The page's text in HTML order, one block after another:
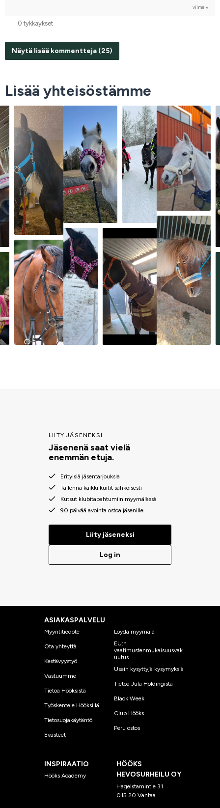
viime v
0 tykkäykset
Näytä lisää kommentteja (25)
Lisää yhteisöstämme
LIITY JÄSENEKSI
Jäsenenä saat vielä
enemmän etuja.
Erityisiä jäsentarjouksia
Tallenna kaikki kuitit sähköisesti
Kutsut klubitapahtumiin myymälässä
90 päivää avointa ostoa jäsenille
Liity jäseneksi
Log in
ASIAKASPALVELU
Myyntitiedote
Ota yhteyttä
Kestävyystyö
Vastuumme
Tietoa Hööksistä
Työskentele Hööksillä
Tietosuojakäytäntö
Evästeet
Löydä myymälä
EU:n
vaatimustenmukaisuusvak
uutus
Usein kysyttyjä kysymyksiä
Tietoa Jula Holdingista
Black Week
Club Hööks
Peru ostos
INSPIRAATIO
Hööks Academy
HÖÖKS
HEVOSURHEILU OY
Hagelstamintie 31
015 20 Vantaa